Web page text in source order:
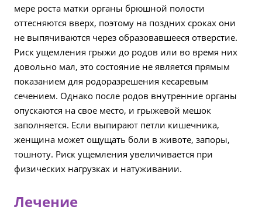
мере роста матки органы брюшной полости
оттесняются вверх, поэтому на поздних сроках они
не выпячиваются через образовавшееся отверстие.
Риск ущемления грыжи до родов или во время них
довольно мал, это состояние не является прямым
показанием для родоразрешения кесаревым
сечением. Однако после родов внутренние органы
опускаются на свое место, и грыжевой мешок
заполняется. Если выпирают петли кишечника,
женщина может ощущать боли в животе, запоры,
тошноту. Риск ущемления увеличивается при
физических нагрузках и натуживании.
Лечение